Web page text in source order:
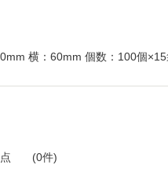
横：60mm 個数：100個
点 (0件)